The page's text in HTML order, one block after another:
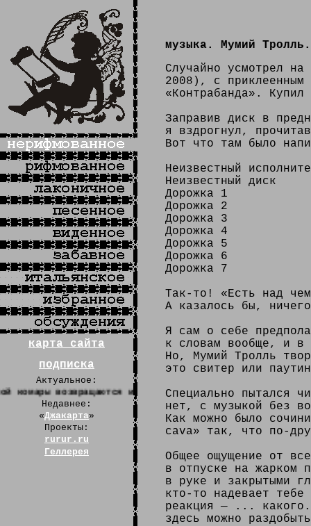
карта сайта
подписка
Актуальное:
комары возвращаются из тёплых стран.
Недавнее:
«Джакарта»
Проекты:
rurur.ru
Геллерея
музыка. Мумий
Случайно усмотрел
2008), с приклеенным
«Контрабанда».
Заправив диск в
я вздрогнул,
Вот что там было
Неизвестный
Неизвестный диск
Дорожка 1
Дорожка 2
Дорожка 3
Дорожка 4
Дорожка 5
Дорожка 6
Дорожка 7
Так-то! «Есть над
А казалось бы,
Я сам о себе
к словам вообще, и в
Но, Мумий Тролль
это свитер или
Специально пытался
нет, с музыкой без
Как можно было
cava» так, что по-
Общее ощущение от
в отпуске на жарком
в руке и закрытыми
кто-то надевает
реакция — ...
здесь можно